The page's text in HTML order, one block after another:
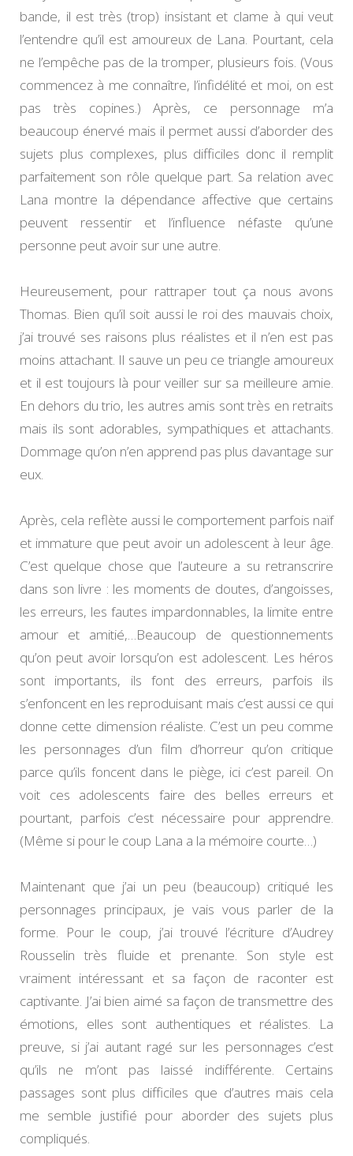
bande, il est très (trop) insistant et clame à qui veut
l’entendre qu’il est amoureux de Lana. Pourtant, cela
ne l’empêche pas de la tromper, plusieurs fois. (Vous
commencez à me connaître, l’infidélité et moi, on est
pas très copines.) Après, ce personnage m’a
beaucoup énervé mais il permet aussi d’aborder des
sujets plus complexes, plus difficiles donc il remplit
parfaitement son rôle quelque part. Sa relation avec
Lana montre la dépendance affective que certains
peuvent ressentir et l’influence néfaste qu’une
personne peut avoir sur une autre.
Heureusement, pour rattraper tout ça nous avons
Thomas. Bien qu’il soit aussi le roi des mauvais choix,
j’ai trouvé ses raisons plus réalistes et il n’en est pas
moins attachant. Il sauve un peu ce triangle amoureux
et il est toujours là pour veiller sur sa meilleure amie.
En dehors du trio, les autres amis sont très en retraits
mais ils sont adorables, sympathiques et attachants.
Dommage qu’on n’en apprend pas plus davantage sur
eux.
Après, cela reflète aussi le comportement parfois naïf
et immature que peut avoir un adolescent à leur âge.
C’est quelque chose que l’auteure a su retranscrire
dans son livre : les moments de doutes, d’angoisses,
les erreurs, les fautes impardonnables, la limite entre
amour et amitié,…Beaucoup de questionnements
qu’on peut avoir lorsqu’on est adolescent. Les héros
sont importants, ils font des erreurs, parfois ils
s’enfoncent en les reproduisant mais c’est aussi ce qui
donne cette dimension réaliste. C’est un peu comme
les personnages d’un film d’horreur qu’on critique
parce qu’ils foncent dans le piège, ici c’est pareil. On
voit ces adolescents faire des belles erreurs et
pourtant, parfois c’est nécessaire pour apprendre.
(Même si pour le coup Lana a la mémoire courte…)
Maintenant que j’ai un peu (beaucoup) critiqué les
personnages principaux, je vais vous parler de la
forme. Pour le coup, j’ai trouvé l’écriture d’Audrey
Rousselin très fluide et prenante. Son style est
vraiment intéressant et sa façon de raconter est
captivante. J’ai bien aimé sa façon de transmettre des
émotions, elles sont authentiques et réalistes. La
preuve, si j’ai autant ragé sur les personnages c’est
qu’ils ne m’ont pas laissé indifférente. Certains
passages sont plus difficiles que d’autres mais cela
me semble justifié pour aborder des sujets plus
compliqués.